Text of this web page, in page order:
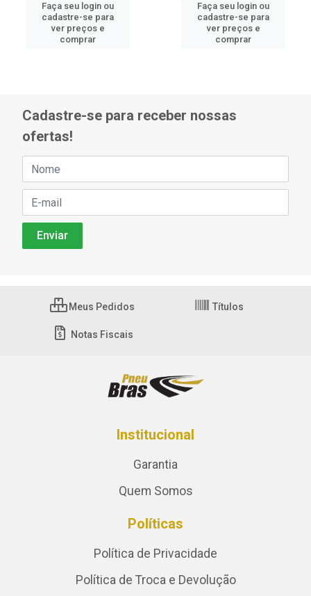
Faça seu login ou
cadastre-se para
ver preços e
comprar
Faça seu login ou
cadastre-se para
ver preços e
comprar
Cadastre-se para receber nossas
ofertas!
Meus Pedidos Títulos
Notas Fiscais
Institucional
Garantia
Quem Somos
Políticas
Política de Privacidade
Política de Troca e Devolução